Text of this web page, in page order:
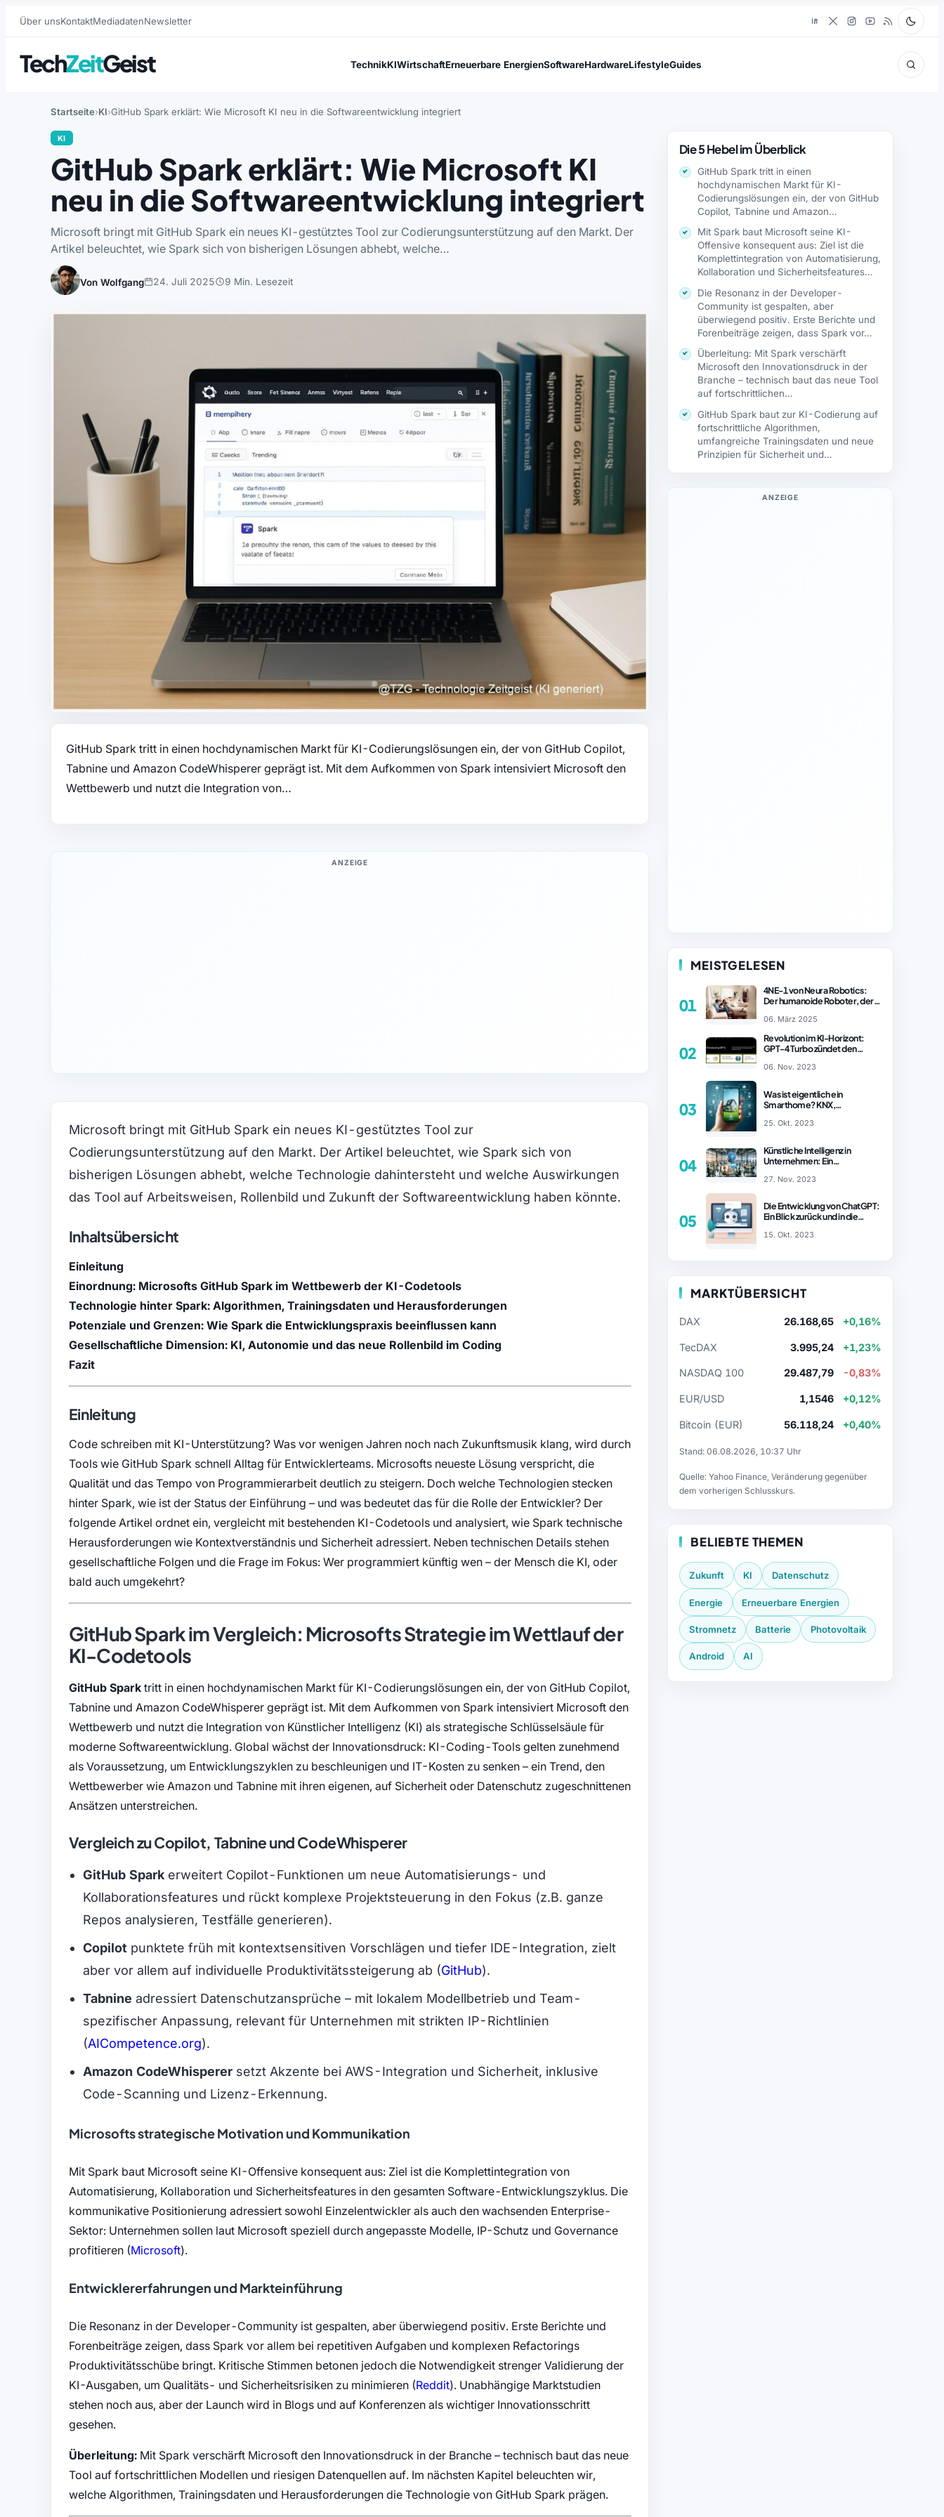
Über unsKontaktMediadatenNewsletter
TechZeitGeist TechnikKIWirtschaftErneuerbare EnergienSoftwareHardwareLifestyleGuides
Startseite KI GitHub Spark erklärt: Wie Microsoft KI neu in die Softwareentwicklung integriert
KI
GitHub Spark erklärt: Wie Microsoft KI
neu in die Softwareentwicklung integriert
Microsoft bringt mit GitHub Spark ein neues KI-gestütztes Tool zur Codierungsunterstützung auf den Markt. Der
Artikel beleuchtet, wie Spark sich von bisherigen Lösungen abhebt, welche…
Von Wolfgang 24. Juli 2025 9 Min. Lesezeit
GitHub Spark tritt in einen hochdynamischen Markt für KI-Codierungslösungen ein, der von GitHub Copilot,
Tabnine und Amazon CodeWhisperer geprägt ist. Mit dem Aufkommen von Spark intensiviert Microsoft den
Wettbewerb und nutzt die Integration von…
ANZEIGE
Microsoft bringt mit GitHub Spark ein neues KI-gestütztes Tool zur
Codierungsunterstützung auf den Markt. Der Artikel beleuchtet, wie Spark sich von
bisherigen Lösungen abhebt, welche Technologie dahintersteht und welche Auswirkungen
das Tool auf Arbeitsweisen, Rollenbild und Zukunft der Softwareentwicklung haben könnte.
Inhaltsübersicht
Einleitung
Einordnung: Microsofts GitHub Spark im Wettbewerb der KI-Codetools
Technologie hinter Spark: Algorithmen, Trainingsdaten und Herausforderungen
Potenziale und Grenzen: Wie Spark die Entwicklungspraxis beeinflussen kann
Gesellschaftliche Dimension: KI, Autonomie und das neue Rollenbild im Coding
Fazit
Einleitung
Code schreiben mit KI-Unterstützung? Was vor wenigen Jahren noch nach Zukunftsmusik klang, wird durch
Tools wie GitHub Spark schnell Alltag für Entwicklerteams. Microsofts neueste Lösung verspricht, die
Qualität und das Tempo von Programmierarbeit deutlich zu steigern. Doch welche Technologien stecken
hinter Spark, wie ist der Status der Einführung – und was bedeutet das für die Rolle der Entwickler? Der
folgende Artikel ordnet ein, vergleicht mit bestehenden KI-Codetools und analysiert, wie Spark technische
Herausforderungen wie Kontextverständnis und Sicherheit adressiert. Neben technischen Details stehen
gesellschaftliche Folgen und die Frage im Fokus: Wer programmiert künftig wen – der Mensch die KI, oder
bald auch umgekehrt?
GitHub Spark im Vergleich: Microsofts Strategie im Wettlauf der
KI-Codetools
GitHub Sparktritt in einen hochdynamischen Markt für KI-Codierungslösungen ein, der von GitHub Copilot,
Tabnine und Amazon CodeWhisperer geprägt ist. Mit dem Aufkommen von Spark intensiviert Microsoft den
Wettbewerb und nutzt die Integration von Künstlicher Intelligenz (KI) als strategische Schlüsselsäule für
moderne Softwareentwicklung. Global wächst der Innovationsdruck: KI-Coding-Tools gelten zunehmend
als Voraussetzung, um Entwicklungszyklen zu beschleunigen und IT-Kosten zu senken – ein Trend, den
Wettbewerber wie Amazon und Tabnine mit ihren eigenen, auf Sicherheit oder Datenschutz zugeschnittenen
Ansätzen unterstreichen.
Vergleich zu Copilot, Tabnine und CodeWhisperer
GitHub Sparkerweitert Copilot-Funktionen um neue Automatisierungs- und
Kollaborationsfeatures und rückt komplexe Projektsteuerung in den Fokus (z.B. ganze
Repos analysieren, Testfälle generieren).
Copilot punktete früh mit kontextsensitiven Vorschlägen und tiefer IDE-Integration, zielt
aber vor allem auf individuelle Produktivitätssteigerung ab (GitHub(öffnet in neuem Tab)
).
Tabnine adressiert Datenschutzansprüche – mit lokalem Modellbetrieb und Team-
spezifischer Anpassung, relevant für Unternehmen mit strikten IP-Richtlinien
(AICompetence.org(öffnet in neuem Tab)
).
Amazon CodeWhisperersetzt Akzente bei AWS-Integration und Sicherheit, inklusive
Code-Scanning und Lizenz-Erkennung.
Microsofts strategische Motivation und Kommunikation
Mit Spark baut Microsoft seine KI-Offensive konsequent aus: Ziel ist die Komplettintegration von
Automatisierung, Kollaboration und Sicherheitsfeatures in den gesamten Software-Entwicklungszyklus. Die
kommunikative Positionierung adressiert sowohl Einzelentwickler als auch den wachsenden Enterprise-
Sektor: Unternehmen sollen laut Microsoft speziell durch angepasste Modelle, IP-Schutz und Governance
profitieren (Microsoft(öffnet in neuem Tab)
).
Entwicklererfahrungen und Markteinführung
Die Resonanz in der Developer-Community ist gespalten, aber überwiegend positiv. Erste Berichte und
Forenbeiträge zeigen, dass Spark vor allem bei repetitiven Aufgaben und komplexen Refactorings
Produktivitätsschübe bringt. Kritische Stimmen betonen jedoch die Notwendigkeit strenger Validierung der
KI-Ausgaben, um Qualitäts- und Sicherheitsrisiken zu minimieren (Reddit(öffnet in neuem Tab)
). Unabhängige Marktstudien
stehen noch aus, aber der Launch wird in Blogs und auf Konferenzen als wichtiger Innovationsschritt
gesehen.
Überleitung:Mit Spark verschärft Microsoft den Innovationsdruck in der Branche – technisch baut das neue
Tool auf fortschrittlichen Modellen und riesigen Datenquellen auf. Im nächsten Kapitel beleuchten wir,
welche Algorithmen, Trainingsdaten und Herausforderungen die Technologie von GitHub Spark prägen.
Die 5 Hebel im Überblick
GitHub Spark tritt in einen
hochdynamischen Markt für KI-
Codierungslösungen ein, der von GitHub
Copilot, Tabnine und Amazon
Mit Spark baut Microsoft seine KI-
Offensive konsequent aus: Ziel ist die
Komplettintegration von Automatisierung,
Kollaboration und Sicherheitsfeatures
Die Resonanz in der Developer-
Community ist gespalten, aber
überwiegend positiv. Erste Berichte und
Forenbeiträge zeigen, dass Spark vor…
Überleitung: Mit Spark verschärft
Microsoft den Innovationsdruck in der
Branche – technisch baut das neue Tool
auf fortschrittlichen…
GitHub Spark baut zur KI-Codierung auf
fortschrittliche Algorithmen,
umfangreiche Trainingsdaten und neue
Prinzipien für Sicherheit und
ANZEIGE
MEISTGELESEN
01
4NE-1 von Neura Robotics:
Der humanoide Roboter, der
revolutionieren könnte
06. März 2025
02
Revolution im KI-Horizont:
GPT-4 Turbo zündet den
– ChatGPT Revolution!
06. Nov. 2023
03
Was ist eigentlich ein
Smarthome? KNX,
Vergleich
25. Okt. 2023
04
Künstliche Intelligenz in
Unternehmen: Ein
27. Nov. 2023
05
Die Entwicklung von ChatGPT:
Ein Blick zurück und in die
15. Okt. 2023
MARKTÜBERSICHT
DAX 26.168,65 +0,16%
TecDAX 3.995,24 +1,23%
NASDAQ 100 29.487,79 -0,83%
EUR/USD 1,1546 +0,12%
Bitcoin (EUR) 56.118,24 +0,40%
Stand: 06.08.2026, 10:37 Uhr
Quelle: Yahoo Finance, Veränderung gegenüber
dem vorherigen Schlusskurs.
BELIEBTE THEMEN
Zukunft KI Datenschutz
Energie Erneuerbare Energien
Stromnetz Batterie Photovoltaik
Android AI